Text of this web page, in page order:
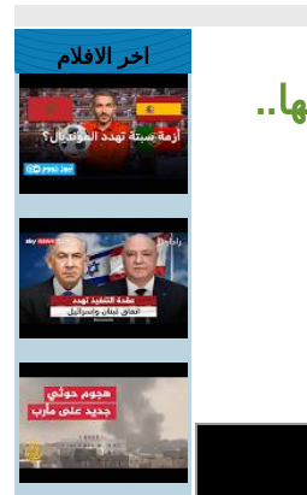
اخر الافلام